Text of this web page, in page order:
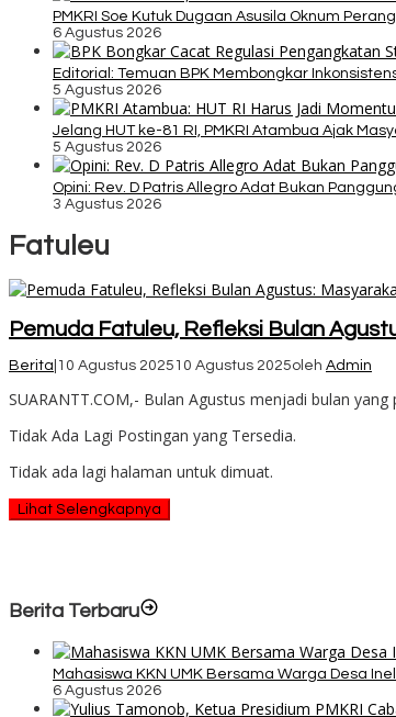
PMKRI Soe Kutuk Dugaan Asusila Oknum
6 Agustus 2026
Editorial: Temuan BPK Membongkar
5 Agustus 2026
Jelang HUT ke-81 RI, PMKRI Atambua Ajak
5 Agustus 2026
Opini: Rev. D Patris Allegro Adat Bukan
3 Agustus 2026
Fatuleu
Pemuda Fatuleu, Refleksi Bulan
Berita 10 Agustus 2025 10 Agustus 2025oleh Admin
SUARANTT.COM,- Bulan Agustus menjadi bulan
Tidak Ada Lagi Postingan yang Tersedia.
Tidak ada lagi halaman untuk dimuat.
Lihat Selengkapnya
Berita Terbaru
Mahasiswa KKN UMK Bersama Warga Desa
6 Agustus 2026